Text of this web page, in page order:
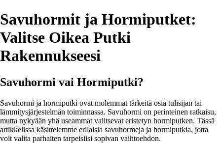
Savuhormit ja Hormiputket:
Valitse Oikea Putki
Rakennukseesi
Savuhormi vai Hormiputki?
Savuhormi ja hormiputki ovat molemmat tärkeitä osia tulisijan tai
lämmitysjärjestelmän toiminnassa. Savuhormi on perinteinen ratkaisu,
mutta nykyään yhä useammat valitsevat eristetyn hormiputken. Tässä
artikkelissa käsittelemme erilaisia savuhormeja ja hormiputkia, jotta
voit valita parhaiten tarpeisiisi sopivan vaihtoehdon.